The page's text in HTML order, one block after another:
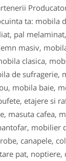
ta: mobila
pal
masiv,
clasica,
de sufragerie,
mobila baie,
etajere si
masuta cafea,
mobilier
canapele,
pat, noptiere,